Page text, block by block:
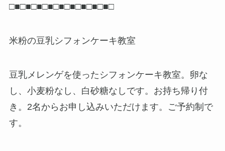
□■□■□■□■□■□■□■□■□■□
米粉の豆乳シフォンケーキ教室
豆乳メレンゲを使ったシフォンケーキ教室。卵な
し、小麦粉なし、白砂糖なしです。お持ち帰り付
き。2名からお申し込みいただけます。ご予約制で
す。